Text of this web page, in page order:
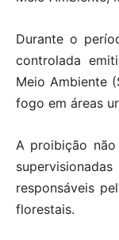
Durante o
controlada
Meio Ambiente
fogo em áreas
A proibição
responsáveis
florestais.